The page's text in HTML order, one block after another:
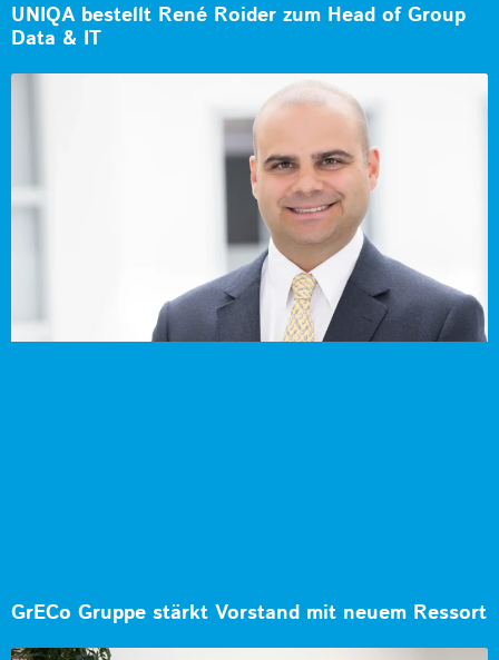
UNIQA bestellt René Roider zum Head of Group
Data & IT
GrECo Gruppe stärkt Vorstand mit neuem Ressort